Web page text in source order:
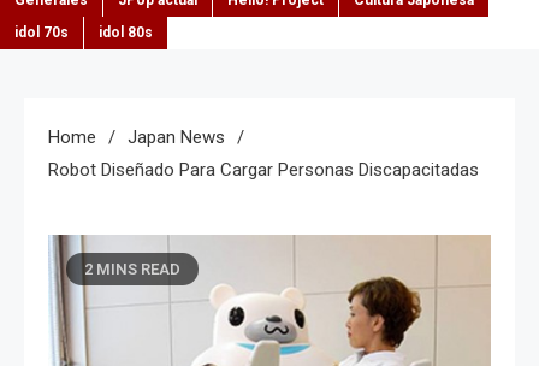
idol 70s
idol 80s
Home
Japan News
Robot Diseñado Para Cargar Personas Discapacitadas
2 MINS READ